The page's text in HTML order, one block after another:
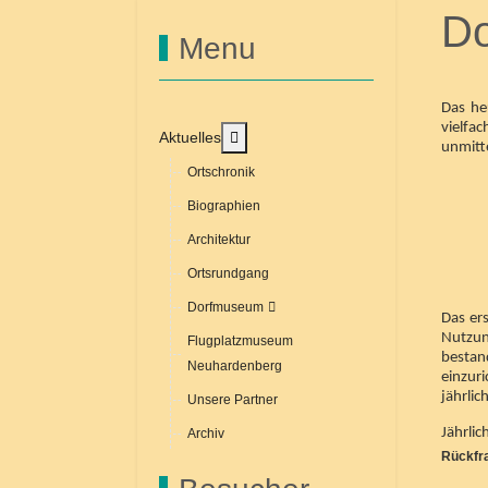
Menu
Aktuelles
Ortschronik
Biographien
Architektur
Ortsrundgang
Dorfmuseum
Flugplatzmuseum
Neuhardenberg
Unsere Partner
Archiv
Das
Das